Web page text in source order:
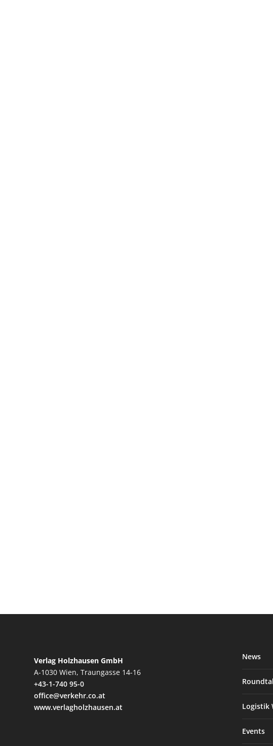
Verlag Holzhausen GmbH
A-1030 Wien, Traungasse 14-16
+43-1-740 95-0
office@verkehr.co.at
www.verlagholzhausen.at
News
Logistik
Events